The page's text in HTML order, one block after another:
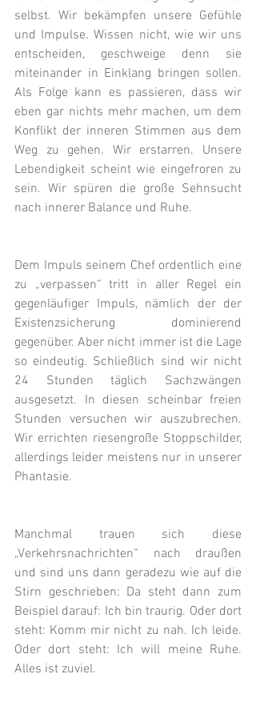
selbst. Wir bekämpfen unsere Gefühle
und Impulse. Wissen nicht, wie wir uns
entscheiden, geschweige denn sie
miteinander in Einklang bringen sollen.
Als Folge kann es passieren, dass wir
eben gar nichts mehr machen, um dem
Konflikt der inneren Stimmen aus dem
Weg zu gehen. Wir erstarren. Unsere
Lebendigkeit scheint wie eingefroren zu
sein. Wir spüren die große Sehnsucht
nach innerer Balance und Ruhe.
Dem Impuls seinem Chef ordentlich eine
zu „verpassen“ tritt in aller Regel ein
gegenläufiger Impuls, nämlich der der
Existenzsicherung dominierend
gegenüber. Aber nicht immer ist die Lage
so eindeutig. Schließlich sind wir nicht
24 Stunden täglich Sachzwängen
ausgesetzt. In diesen scheinbar freien
Stunden versuchen wir auszubrechen.
Wir errichten riesengroße Stoppschilder,
allerdings leider meistens nur in unserer
Phantasie.
Manchmal trauen sich diese
„Verkehrsnachrichten“ nach draußen
und sind uns dann geradezu wie auf die
Stirn geschrieben: Da steht dann zum
Beispiel darauf: Ich bin traurig. Oder dort
steht: Komm mir nicht zu nah. Ich leide.
Oder dort steht: Ich will meine Ruhe.
Alles ist zuviel.